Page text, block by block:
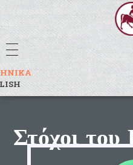
Εργαστήριο Καλλιτεχνικής & Μουσειακής Εκπαίδευσης
Στόχοι του